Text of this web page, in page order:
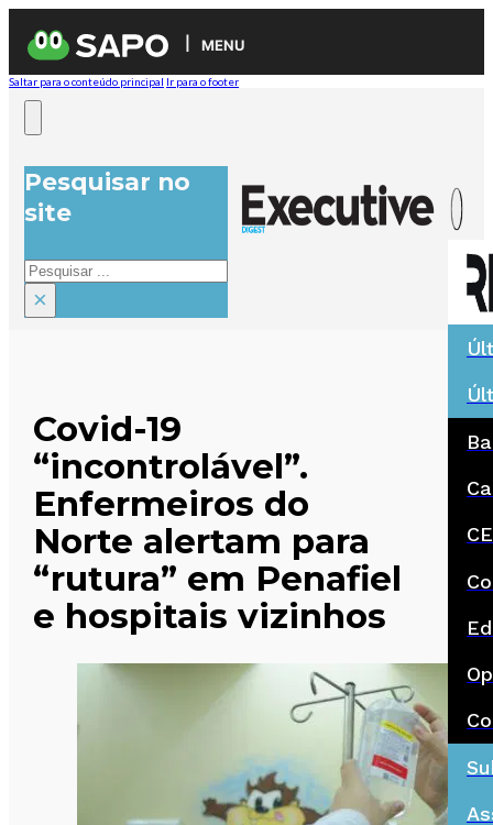
MENU
Saltar para o conteúdo principal Ir para o footer
Pesquisar no
site
Pesquisar
×
Covid-19
“incontrolável”.
Enfermeiros do
Norte alertam para
“rutura” em Penafiel
e hospitais vizinhos